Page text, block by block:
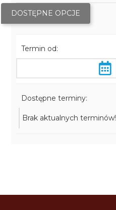
DOSTĘPNE OPCJE
Termin od:
Dostępne terminy:
Brak aktualnych terminów!